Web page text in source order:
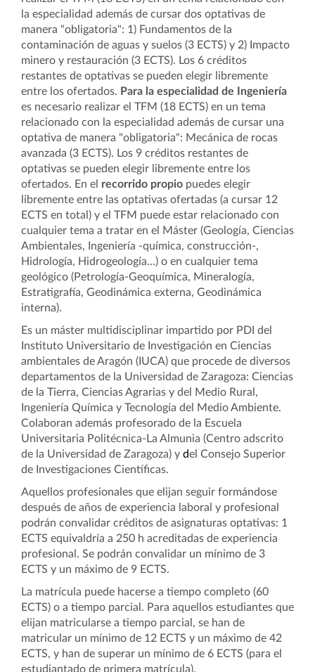
la especialidad además de cursar dos optativas de
manera "obligatoria": 1) Fundamentos de la
contaminación de aguas y suelos (3 ECTS) y 2) Impacto
minero y restauración (3 ECTS). Los 6 créditos
restantes de optativas se pueden elegir libremente
entre los ofertados. Para la especialidad de Ingeniería
es necesario realizar el TFM (18 ECTS) en un tema
relacionado con la especialidad además de cursar una
optativa de manera "obligatoria": Mecánica de rocas
avanzada (3 ECTS). Los 9 créditos restantes de
optativas se pueden elegir libremente entre los
ofertados. En el recorrido propio puedes elegir
libremente entre las optativas ofertadas (a cursar 12
ECTS en total) y el TFM puede estar relacionado con
cualquier tema a tratar en el Máster (Geología, Ciencias
Ambientales, Ingeniería -química, construcción-,
Hidrología, Hidrogeología...) o en cualquier tema
geológico (Petrología-Geoquímica, Mineralogía,
Estratigrafía, Geodinámica externa, Geodinámica
interna).
Es un máster multidisciplinar impartido por PDI del
Instituto Universitario de Investigación en Ciencias
ambientales de Aragón (IUCA) que procede de diversos
departamentos de la Universidad de Zaragoza: Ciencias
de la Tierra, Ciencias Agrarias y del Medio Rural,
Ingeniería Química y Tecnología del Medio Ambiente.
Colaboran además profesorado de la Escuela
Universitaria Politécnica-La Almunia (Centro adscrito
de la Universidad de Zaragoza) y del Consejo Superior
de Investigaciones Científicas.
Aquellos profesionales que elijan seguir formándose
después de años de experiencia laboral y profesional
podrán convalidar créditos de asignaturas optativas: 1
ECTS equivaldría a 250 h acreditadas de experiencia
profesional. Se podrán convalidar un mínimo de 3
ECTS y un máximo de 9 ECTS.
La matrícula puede hacerse a tiempo completo (60
ECTS) o a tiempo parcial. Para aquellos estudiantes que
elijan matricularse a tiempo parcial, se han de
matricular un mínimo de 12 ECTS y un máximo de 42
ECTS, y han de superar un mínimo de 6 ECTS (para el
estudiantado de primera matrícula).